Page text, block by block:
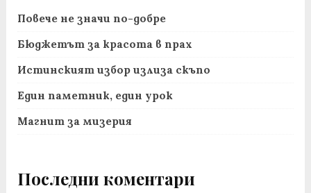
Повече не значи по-добре
Бюджетът за красота в прах
Истинският избор излиза скъпо
Един паметник, един урок
Магнит за мизерия
Последни коментари